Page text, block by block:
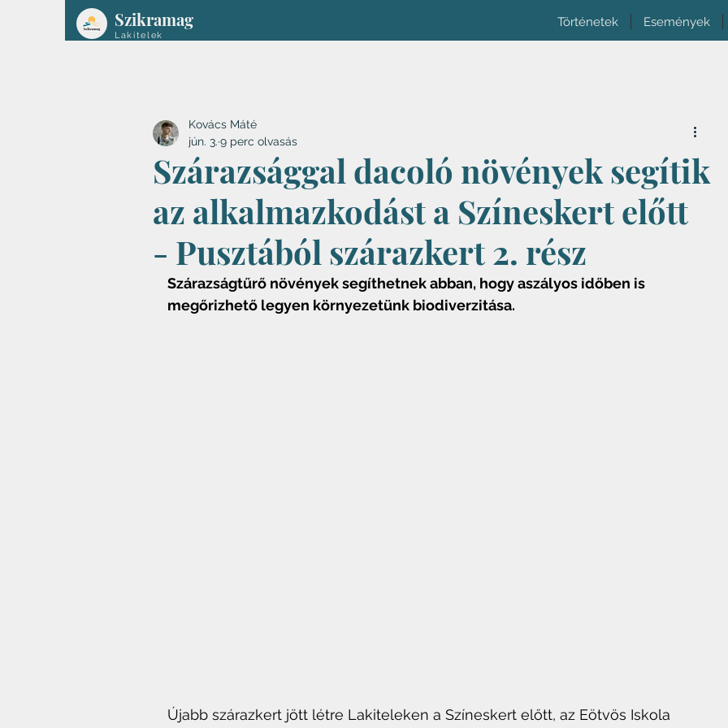
Szikramag
Lakitelek
Történetek Események
Szárazsággal dacoló növények segítik
az alkalmazkodást a Színeskert előtt
- Pusztából szárazkert 2. rész
Kovács Máté
jún. 3. 9 perc olvasás
Szárazságtűrő növények segíthetnek abban, hogy aszályos időben is
megőrizhető legyen környezetünk biodiverzitása.
Újabb szárazkert jött létre Lakiteleken a Színeskert előtt, az Eötvös Iskola